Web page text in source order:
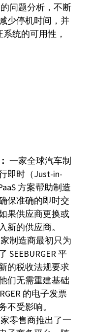
问题分析，不断
少停机时间，并
统的可用性，
一家全球汽车制
即时（Just-in-
方案帮助制造
保准确的即时交
果供应商更换或
新的供应商。
制造商最初只为
SEEBURGER 平
的税收法规要求
们无需重建基础
的电子发票
不受影响。
零售商推出了一